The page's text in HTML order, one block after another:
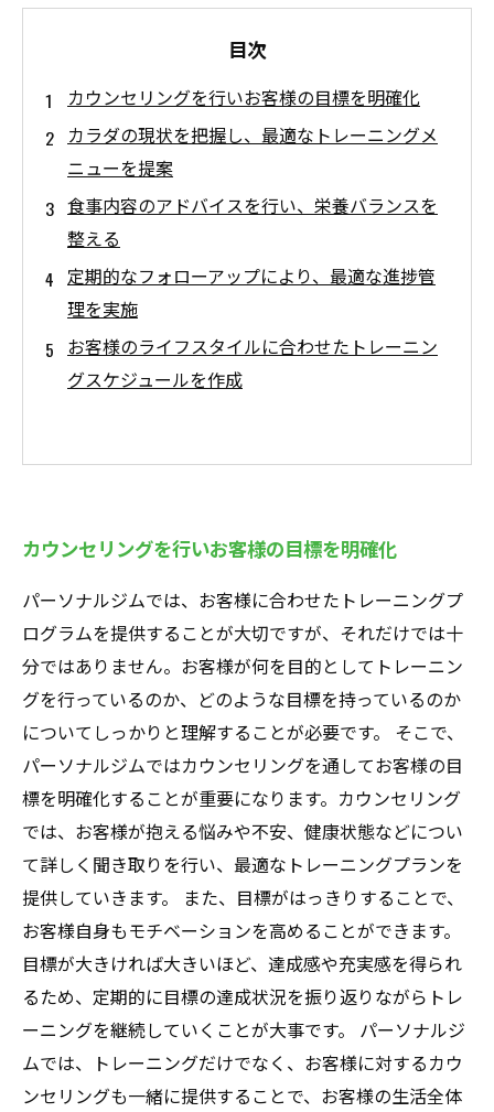
目次
カウンセリングを行いお客様の目標を明確化
カラダの現状を把握し、最適なトレーニングメ
ニューを提案
食事内容のアドバイスを行い、栄養バランスを
整える
定期的なフォローアップにより、最適な進捗管
理を実施
お客様のライフスタイルに合わせたトレーニン
グスケジュールを作成
カウンセリングを行いお客様の目標を明確化
パーソナルジムでは、お客様に合わせたトレーニングプ
ログラムを提供することが大切ですが、それだけでは十
分ではありません。お客様が何を目的としてトレーニン
グを行っているのか、どのような目標を持っているのか
についてしっかりと理解することが必要です。 そこで、
パーソナルジムではカウンセリングを通してお客様の目
標を明確化することが重要になります。カウンセリング
では、お客様が抱える悩みや不安、健康状態などについ
て詳しく聞き取りを行い、最適なトレーニングプランを
提供していきます。 また、目標がはっきりすることで、
お客様自身もモチベーションを高めることができます。
目標が大きければ大きいほど、達成感や充実感を得られ
るため、定期的に目標の達成状況を振り返りながらトレ
ーニングを継続していくことが大事です。 パーソナルジ
ムでは、トレーニングだけでなく、お客様に対するカウ
ンセリングも一緒に提供することで、お客様の生活全体